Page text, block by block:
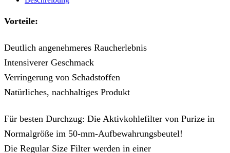
Vorteile:
Deutlich angenehmeres Raucherlebnis
Intensiverer Geschmack
Verringerung von Schadstoffen
Natürliches, nachhaltiges Produkt
Für besten Durchzug: Die Aktivkohlefilter von Purize in
Normalgröße im 50-mm-Aufbewahrungsbeutel!
Die Regular Size Filter werden in einer